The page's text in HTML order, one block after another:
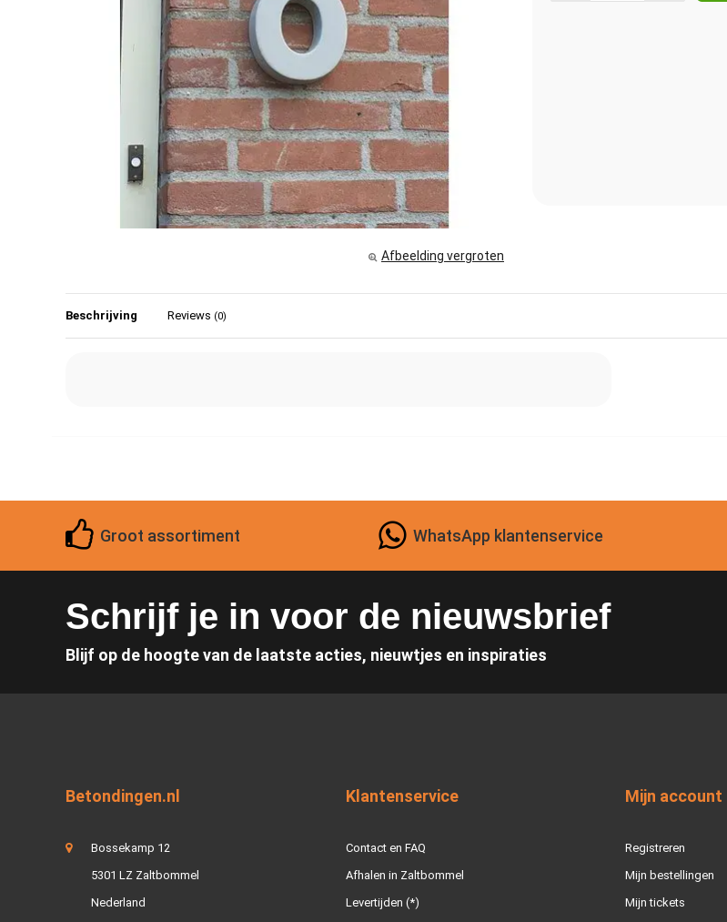
Afbeelding vergroten
Beschrijving Reviews (0)
Groot assortiment WhatsApp klantenservice
Schrijf je in voor de nieuwsbrief
Blijf op de hoogte van de laatste acties, nieuwtjes en inspiraties
Betondingen.nl
Bossekamp 12
5301 LZ Zaltbommel
Nederland
Klantenservice
Contact en FAQ
Afhalen in Zaltbommel
Levertijden (*)
Mijn account
Registreren
Mijn bestellingen
Mijn tickets